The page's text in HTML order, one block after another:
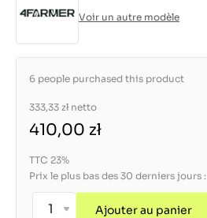
Voir un autre modèle
6 people purchased this product
333,33 zł netto
410,00 zł
TTC 23%
Prix le plus bas des 30 derniers jours :
Ajouter au panier